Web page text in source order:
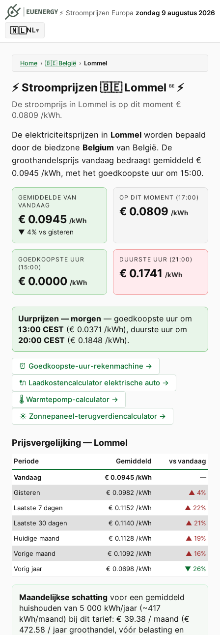
⚡️ Stroomprijzen Europa zondag 9 augustus 2026
🇳🇱NL▾
Home › 🇧🇪 België › Lommel
⚡️ Stroomprijzen 🇧🇪 Lommel BE ⚡️
De stroomprijs in Lommel is op dit moment €
0.0809 /kWh.
De elektriciteitsprijzen in Lommel worden bepaald
door de biedzone Belgium van België. De
groothandelsprijs vandaag bedraagt gemiddeld €
0.0945 /kWh, met het goedkoopste uur om 15:00.
GEMIDDELDE VAN
VANDAAG
€ 0.0945 /kWh
▼ 4% vs gisteren
OP DIT MOMENT (17:00)
€ 0.0809 /kWh
GOEDKOOPSTE UUR
(15:00)
€ 0.0000 /kWh
DUURSTE UUR (21:00)
€ 0.1741 /kWh
Uurprijzen — morgen — goedkoopste uur om
13:00 CEST (€ 0.0371 /kWh), duurste uur om
20:00 CEST (€ 0.1848 /kWh).
⏰ Goedkoopste-uur-rekenmachine →
🔌 Laadkostencalculator elektrische auto →
🌡️ Warmtepomp-calculator →
☀️ Zonnepaneel-terugverdiencalculator →
Prijsvergelijking— Lommel
Periode Gemiddeld vs vandaag
Vandaag € 0.0945 /kWh
—
Gisteren
€ 0.0982 /kWh ▲ 4%
Laatste 7 dagen
€ 0.1152 /kWh ▲ 22%
Laatste 30 dagen
€ 0.1140 /kWh ▲ 21%
Huidige maand
€ 0.1128 /kWh ▲ 19%
Vorige maand
€ 0.1092 /kWh ▲ 16%
Vorig jaar
€ 0.0698 /kWh ▼ 26%
Maandelijkse schatting voor een gemiddeld
huishouden van 5 000 kWh/jaar (~417
kWh/maand) bij dit tarief: € 39.38 / maand (€
472.58 / jaar groothandel, vóór belasting en